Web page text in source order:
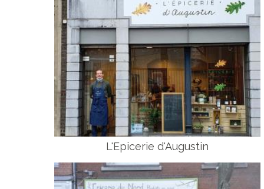
L'Epicerie d'Augustin